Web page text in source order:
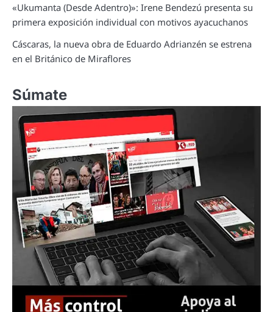
«Ukumanta (Desde Adentro)»: Irene Bendezú presenta su
primera exposición individual con motivos ayacuchanos
Cáscaras, la nueva obra de Eduardo Adrianzén se estrena
en el Británico de Miraflores
Súmate